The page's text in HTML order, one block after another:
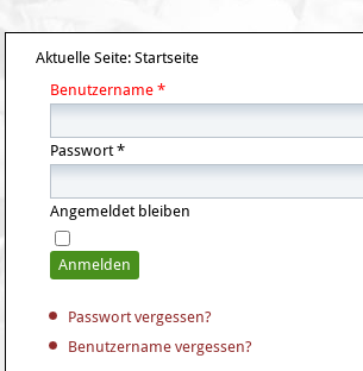
Aktuelle Seite:Startseite
Benutzername *
Passwort *
Angemeldet bleiben
Anmelden
Passwort vergessen?
Benutzername vergessen?